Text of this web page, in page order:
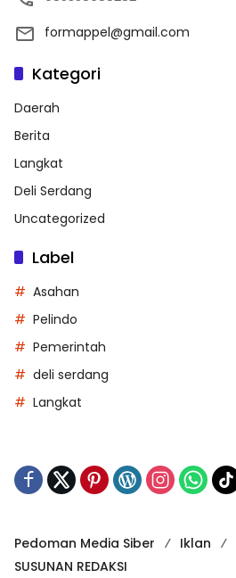
formappel@gmail.com
Kategori
Daerah
Berita
Langkat
Deli Serdang
Uncategorized
Label
Asahan
Pelindo
Pemerintah
deli serdang
Langkat
Pedoman Media Siber Iklan
SUSUNAN REDAKSI